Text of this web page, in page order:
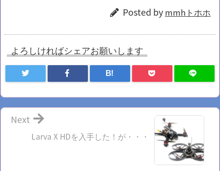
Posted by mmhトホホ
よろしければシェアお願いします
B!
Larva X HDを入手した！が・・・
Next